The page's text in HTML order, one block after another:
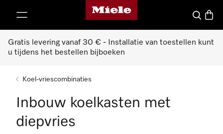
Miele homepage
Wat zoek
Gratis levering vanaf 30 € - Installatie van toestellen kunt
u tijdens het bestellen bijboeken
Koel-vriescombinaties
Inbouw koelkasten met
diepvries